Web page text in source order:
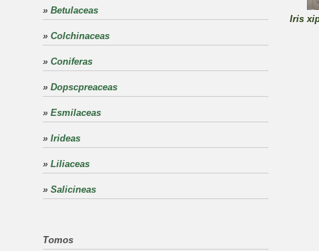
Iris
» Betulaceas
» Colchinaceas
» Coniferas
» Dopscpreaceas
» Esmilaceas
» Irideas
» Liliaceas
» Salicineas
Tomos